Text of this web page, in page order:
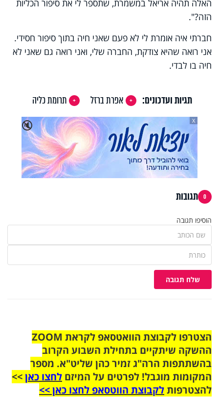
האלה תהיה אריאל במשמרת, שתספר לי את סיפור הכליות
הזה?".
חברתי איה אומרת לי לא פעם שאני חיה בתוך סיפור חסידי.
אני רואה שהיא צודקת, החברה שלי, ואני רואה גם שאני לא
חיה בו לבדי.
תגיות ועדכונים: אפרת ברזל
תרומת כליה
🔇
X
0 תגובות
הוסיפו תגובה
שלח תגובה
הצטרפו לקבוצת הוואטסאפ לקראת ZOOM
ההשקה שיתקיים בתחילת השבוע הקרוב
בהשתתפות הרה"ג זמיר כהן שליט"א. מספר
המקומות מוגבל! לפרטים על המיזם לחצו כאן>>
להצטרפותלקבוצת הווטסאפ לחצו כאן >>